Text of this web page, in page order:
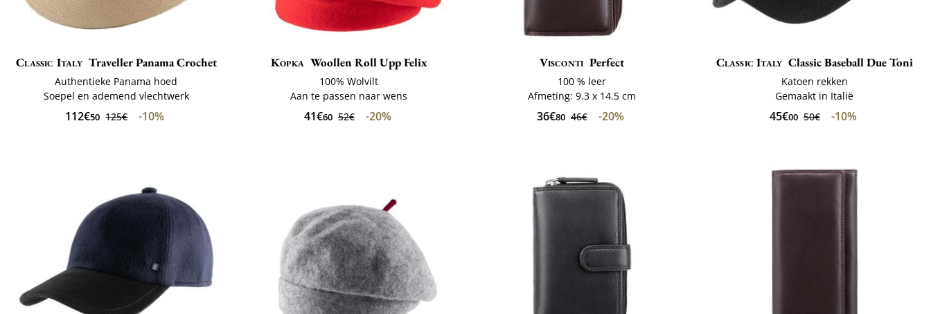
Classic Italy Traveller Panama Crochet
Authentieke Panama hoed
Soepel en ademend vlechtwerk
112€50 125€ -10%
Kopka Woollen Roll Upp Felix
100% Wolvilt
Aan te passen naar wens
41€60 52€ -20%
Visconti Perfect
100 % leer
Afmeting: 9.3 x 14.5 cm
36€80 46€ -20%
Classic Italy Classic Baseball Due Toni
Katoen rekken
Gemaakt in Italië
45€00 50€ -10%